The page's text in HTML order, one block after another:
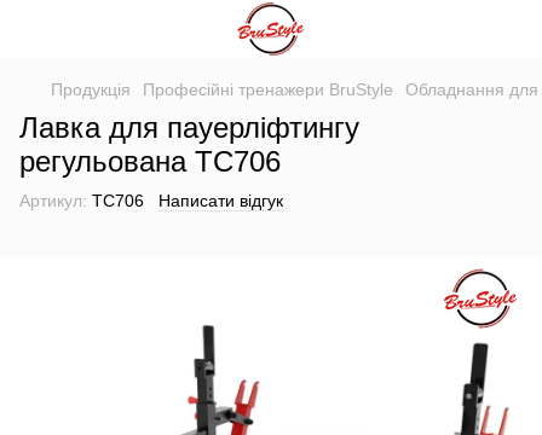
Продукція Професійні тренажери BruStyle Обладнання для
Лавка для пауерліфтингу
регульована TC706
Артикул: TC706 Написати відгук